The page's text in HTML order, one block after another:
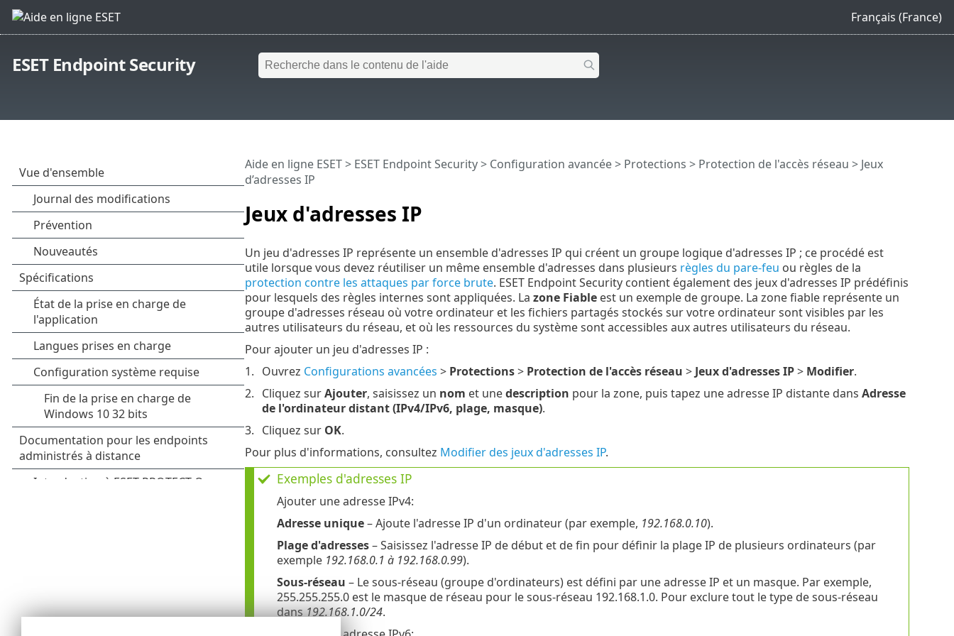
Français (France)
ESET Endpoint Security
Jeux d'adresses IP
Aide en ligne ESET> ESET Endpoint Security> Configuration avancée> Protections > Protection de l'accès réseau > Jeux
d’adresses IP
Un jeu d'adresses IP représente un ensemble d'adresses IP qui créent un groupe logique d'adresses IP ; ce procédé est
utile lorsque vous devez réutiliser un même ensemble d'adresses dans plusieurs règles du pare-feu ou règles de la
protection contre les attaques par force brute. ESET Endpoint Security contient également des jeux d'adresses IP prédéfinis
pour lesquels des règles internes sont appliquées. La zone Fiableest un exemple de groupe. La zone fiable représente un
groupe d'adresses réseau où votre ordinateur et les fichiers partagés stockés sur votre ordinateur sont visibles par les
autres utilisateurs du réseau, et où les ressources du système sont accessibles aux autres utilisateurs du réseau.
Pour ajouter un jeu d'adresses IP :
Ouvrez Configurations avancées > Protections> Protection de l'accès réseau > Jeux d'adresses IP> Modifier.
Cliquez surAjouter, saisissez un nom et unedescription pour la zone, puis tapez une adresse IP distante dans Adresse
de l'ordinateur distant (IPv4/IPv6, plage, masque).
Cliquez sur OK.
Pour plus d'informations, consultez Modifier des jeux d'adresses IP.
Exemples d'adresses IP
Ajouter une adresse IPv4:
Adresse unique– Ajoute l'adresse IP d'un ordinateur (par exemple, 192.168.0.10).
Plage d'adresses– Saisissez l'adresse IP de début et de fin pour définir la plage IP de plusieurs ordinateurs (par
exemple 192.168.0.1 à 192.168.0.99).
Sous-réseau – Le sous-réseau (groupe d'ordinateurs) est défini par une adresse IP et un masque. Par exemple,
255.255.255.0 est le masque de réseau pour le sous-réseau 192.168.1.0. Pour exclure tout le type de sous-réseau
dans192.168.1.0/24.